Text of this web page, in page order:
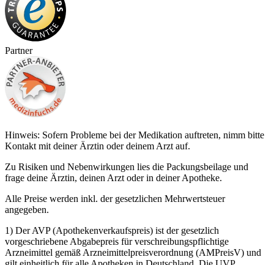
Partner
Hinweis: Sofern Probleme bei der Medikation auftreten, nimm bitte
Kontakt mit deiner Ärztin oder deinem Arzt auf.
Zu Risiken und Nebenwirkungen lies die Packungsbeilage und
frage deine Ärztin, deinen Arzt oder in deiner Apotheke.
Alle Preise werden inkl. der gesetzlichen Mehrwertsteuer
angegeben.
1) Der AVP (Apothekenverkaufspreis) ist der gesetzlich
vorgeschriebene Abgabepreis für verschreibungspflichtige
Arzneimittel gemäß Arzneimittelpreisverordnung (AMPreisV) und